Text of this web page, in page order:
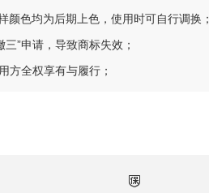
色均为后期上色，使用时可自行调换；
”申请，导致商标失效；
方全权享有与履行；